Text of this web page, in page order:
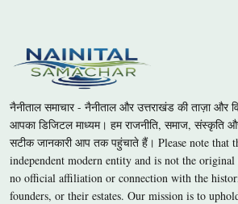
नैनीताल समाचार - नैनीताल और उत्तराखंड की ताज़ा और
आपका डिजिटल माध्यम। हम राजनीति, समाज, संस्कृति
सटीक जानकारी आप तक पहुंचाते हैं। Please note that
independent modern entity and is not the original
no official affiliation or connection with the
founders, or their estates. Our mission is to